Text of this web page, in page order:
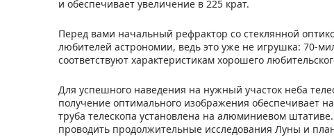
и обеспечивает увеличение в 225 крат.
Перед вами начальный рефрактор со стеклянной
любителей астрономии, ведь это уже не игрушка: 70-
соответствуют характеристикам хорошего
Для успешного наведения на нужный участок неба
получение оптимального изображения обеспечивает
труба телескопа установлена на алюминиевом
проводить продолжительные исследования Луны и